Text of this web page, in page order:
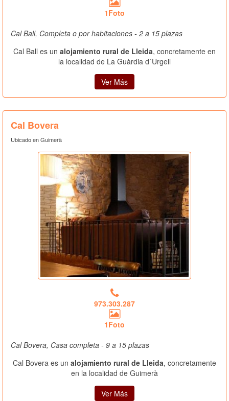
1Foto
Cal Ball, Completa o por habitaciones - 2 a 15 plazas
Cal Ball es un alojamiento rural de Lleida, concretamente en
la localidad de La Guàrdia d´Urgell
Ver Más
Cal Bovera
Ubicado en Guimerà
973.303.287
1Foto
Cal Bovera, Casa completa - 9 a 15 plazas
Cal Bovera es un alojamiento rural de Lleida, concretamente
en la localidad de Guimerà
Ver Más